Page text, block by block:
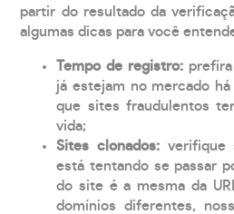
partir do resultado da
algumas dicas para você
Tempo de registro:
já estejam no mercado
que sites fraudulentos
vida;
Sites clonados: verifique
está tentando se passar
do site é a mesma da
domínios diferentes,